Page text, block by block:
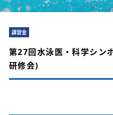
講習会
第27回水泳医・科学シン
研修会)